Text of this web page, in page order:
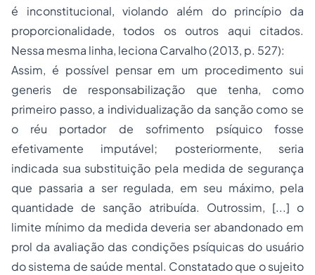
é inconstitucional, violando além do princípio da
proporcionalidade, todos os outros aqui citados.
Nessa mesma linha, leciona Carvalho (2013, p. 527):
Assim, é possível pensar em um procedimento sui
generis de responsabilização que tenha, como
primeiro passo, a individualização da sanção como se
o réu portador de sofrimento psíquico fosse
efetivamente imputável; posteriormente, seria
indicada sua substituição pela medida de segurança
que passaria a ser regulada, em seu máximo, pela
quantidade de sanção atribuída. Outrossim, [...] o
limite mínimo da medida deveria ser abandonado em
prol da avaliação das condições psíquicas do usuário
do sistema de saúde mental. Constatado que o sujeito